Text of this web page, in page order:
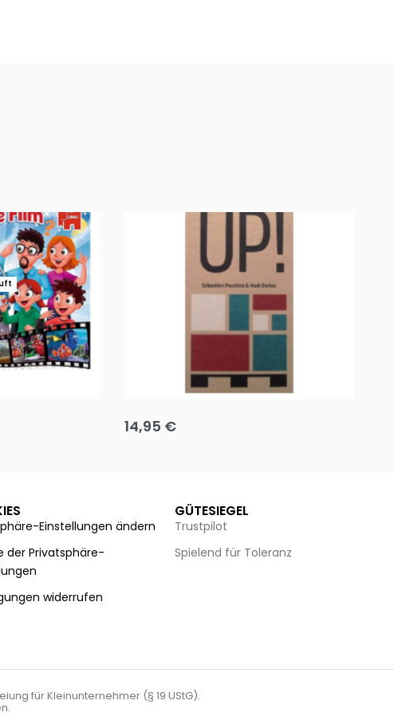
Team up
14,95 €
Einstellungen ändern
der Privatsphäre-
widerrufen
GÜTESIEGEL
Trustpilot
Spielend für Toleranz
für Kleinunternehmer (§ 19 UStG).